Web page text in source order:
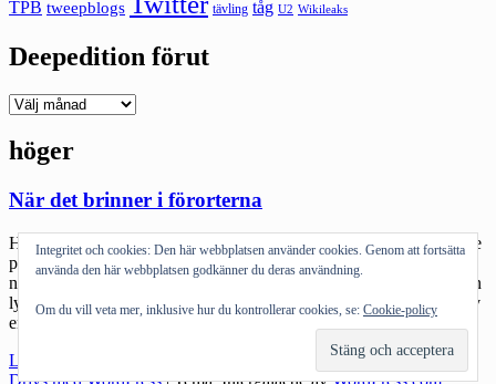
TPB tweepblogs tävling tåg U2 Wikileaks
Deepedition förut
Deepedition
höger
När det brinner i förorterna
Händelserna i Stockholm kom mig nära i veckan när jag hängde ute
på ett slott utanför Jakobsberg ett dygn (vilket i sig var surrealistiskt
när man läste nyheterna om kravaller bara ett par rejäla stenkast från
lyxrummet) och när jag skulle ta pendeln in till stan så möttes jag av
en utbränd bil. En bild […]
Läs mer
det
Drivs med WordPress |Tema: Intergalactic avWordPress.com.
Integritet och cookies: Den här webbplatsen använder cookies. Genom att fortsätta
använda den här webbplatsen godkänner du deras användning.
Om du vill veta mer, inklusive hur du kontrollerar cookies, se: Cookie-policy